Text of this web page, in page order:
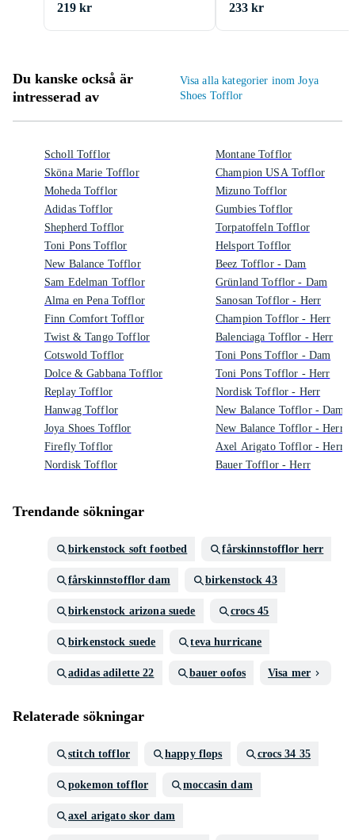
219 kr 233 kr
Du kanske också är
intresserad av
Visa alla kategorier inom Joya
Shoes Tofflor
Scholl Tofflor
Sköna Marie Tofflor
Moheda Tofflor
Adidas Tofflor
Shepherd Tofflor
Toni Pons Tofflor
New Balance Tofflor
Sam Edelman Tofflor
Alma en Pena Tofflor
Finn Comfort Tofflor
Twist & Tango Tofflor
Cotswold Tofflor
Dolce & Gabbana Tofflor
Replay Tofflor
Hanwag Tofflor
Joya Shoes Tofflor
Firefly Tofflor
Nordisk Tofflor
Montane Tofflor
Champion USA Tofflor
Mizuno Tofflor
Gumbies Tofflor
Torpatoffeln Tofflor
Helsport Tofflor
Beez Tofflor - Dam
Grünland Tofflor - Dam
Sanosan Tofflor - Herr
Champion Tofflor - Herr
Balenciaga Tofflor - Herr
Toni Pons Tofflor - Dam
Toni Pons Tofflor - Herr
Nordisk Tofflor - Herr
New Balance Tofflor - Dam
New Balance Tofflor - Herr
Axel Arigato Tofflor - Herr
Bauer Tofflor - Herr
Trendande sökningar
birkenstock soft footbed fårskinnstofflor herr
fårskinnstofflor dam birkenstock 43
birkenstock arizona suede crocs 45
birkenstock suede teva hurricane
adidas adilette 22 bauer oofos Visa mer
Relaterade sökningar
stitch tofflor happy flops crocs 34 35
pokemon tofflor moccasin dam
axel arigato skor dam